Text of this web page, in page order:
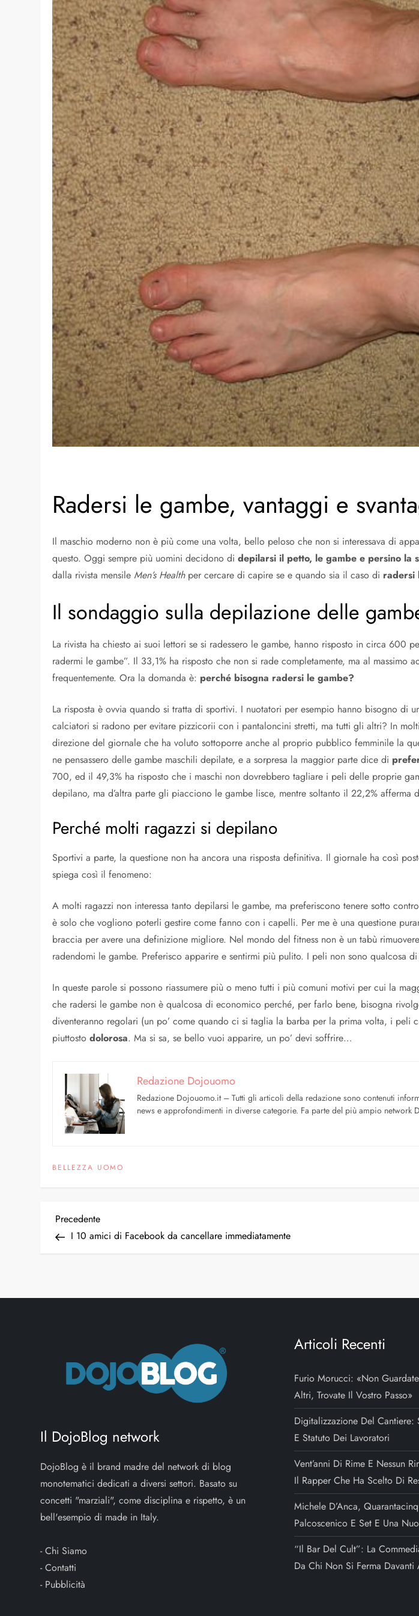
Radersi le gambe, vantaggi e
Il maschio moderno non è più come una volta, bello peloso che non si interessava di
questo. Oggi sempre più uomini decidono didepilarsi il petto, le gambe e persino la
dalla rivista mensileMen’s Healthper cercare di capire se e quando sia il caso di radersi
Il sondaggio sulla depilazione delle
La rivista ha chiesto ai suoi lettori se si radessero le gambe, hanno risposto in circa 600
radermi le gambe”. Il 33,1% ha risposto che non si rade completamente, ma al
frequentemente. Ora la domanda è: perché bisogna radersi le gambe?
La risposta è ovvia quando si tratta di sportivi. I nuotatori per esempio hanno bisogno di
calciatori si radono per evitare pizzicorii con i pantaloncini stretti, ma tutti gli altri? In
direzione del giornale che ha voluto sottoporre anche al proprio pubblico femminile la
ne pensassero delle gambe maschili depilate, e a sorpresa la maggior parte dice di
700, ed il 49,3% ha risposto che i maschi non dovrebbero tagliare i peli delle proprie
depilano, ma d’altra parte gli piacciono le gambe lisce, mentre soltanto il 22,2% afferma
Perché molti ragazzi si depilano
Sportivi a parte, la questione non ha ancora una risposta definitiva. Il giornale ha così
spiega così il fenomeno:
A molti ragazzi non interessa tanto depilarsi le gambe, ma preferiscono tenere sotto
è solo che vogliono poterli gestire come fanno con i capelli. Per me è una questione
braccia per avere una definizione migliore. Nel mondo del fitness non è un tabù
radendomi le gambe. Preferisco apparire e sentirmi più pulito. I peli non sono qualcosa
In queste parole si possono riassumere più o meno tutti i più comuni motivi per cui la
che radersi le gambe non è qualcosa di economico perché, per farlo bene, bisogna
diventeranno regolari (un po’ come quando ci si taglia la barba per la prima volta, i peli
piuttostodolorosa. Ma si sa, se bello vuoi apparire, un po’ devi soffrire…
Redazione Dojouomo
Redazione Dojouomo.it – Tutti gli articoli della redazione sono contenuti
news e approfondimenti in diverse categorie. Fa parte del più ampio
BELLEZZA UOMO
Precedente
I 10 amici di Facebook da cancellare immediatamente
Il DojoBlog network
DojoBlog è il brand madre del network di blog
monotematici dedicati a diversi settori. Basato su
concetti "marziali", come disciplina e rispetto, è un
bell'esempio di made in Italy.
-Chi Siamo
-Contatti
- Pubblicità
Articoli Recenti
Furio Morucci: «Non
Altri, Trovate Il Vostro Passo»
Digitalizzazione Del
E Statuto Dei Lavoratori
Vent’anni Di Rime E Nessun
Il Rapper Che Ha Scelto Di
Michele D’Anca,
Palcoscenico E Set E Una
“Il Bar Del Cult”: La
Da Chi Non Si Ferma Davanti